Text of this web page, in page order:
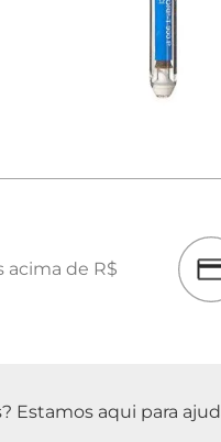
acima de R$
Estamos aqui para